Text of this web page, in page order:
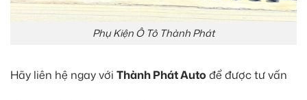
Phụ Kiện Ô Tô Thành Phát
Hãy liên hệ ngay với Thành Phát Auto để được tư vấn